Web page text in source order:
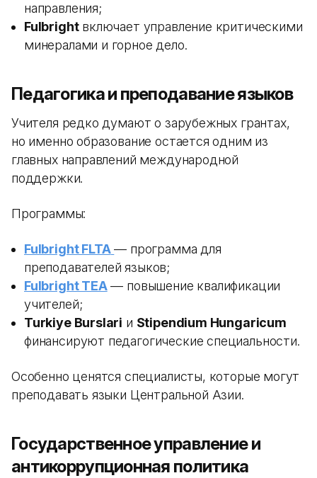
направления;
Fulbrightвключает управление критическими
минералами и горное дело.
Педагогика и преподавание языков
Учителя редко думают о зарубежных грантах,
но именно образование остается одним из
главных направлений международной
поддержки.
Программы:
Fulbright FLTA — программа для
преподавателей языков;
Fulbright TEA— повышение квалификации
учителей;
Turkiye Burslari и Stipendium Hungaricum
финансируют педагогические специальности.
Особенно ценятся специалисты, которые могут
преподавать языки Центральной Азии.
Государственное управление и
антикоррупционная политика